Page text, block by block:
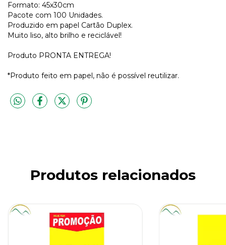
Formato: 45x30cm
Pacote com 100 Unidades.
Produzido em papel Cartão Duplex.
Muito liso, alto brilho e reciclável!
Produto PRONTA ENTREGA!
*Produto feito em papel, não é possível reutilizar.
Produtos relacionados